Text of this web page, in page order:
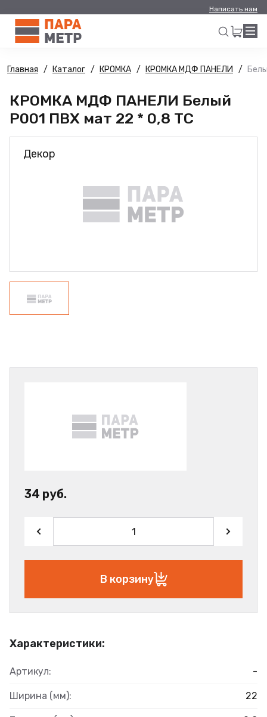
Написать нам
Искать
Главная Каталог КРОМКА КРОМКА МДФ ПАНЕЛИ
КРОМКА МДФ ПАНЕЛИ Белый
Р001 ПВХ мат 22 * 0,8 ТС
Декор
Характеристики:
Артикул: -
Ширина (мм): 22
34 руб.
В корзину